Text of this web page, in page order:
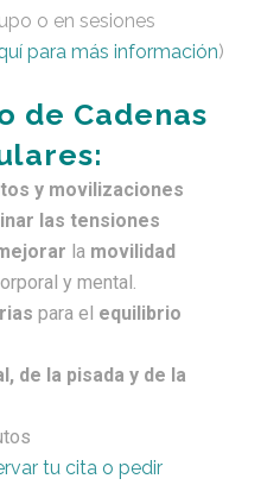
o en sesiones
para más información)
de Cadenas
y movilizaciones
las tensiones
la movilidad
y mental.
para el equilibrio
de la pisada y de la
tu cita o pedir